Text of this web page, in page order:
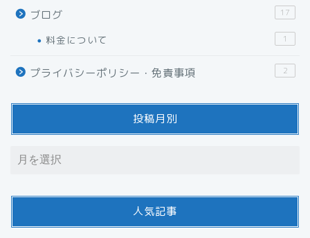
ブログ 17
料金について 1
プライバシーポリシー・免責事項 2
投稿月別
人気記事